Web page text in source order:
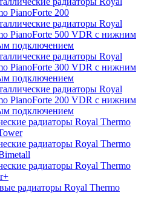
PianoForte 200
радиаторы Royal
PianoForte 500 VDR с нижним
подключением
радиаторы Royal
PianoForte 300 VDR с нижним
подключением
радиаторы Royal
PianoForte 200 VDR с нижним
подключением
радиаторы Royal Thermo
радиаторы Royal Thermo
радиаторы Royal Thermo
радиаторы Royal Thermo